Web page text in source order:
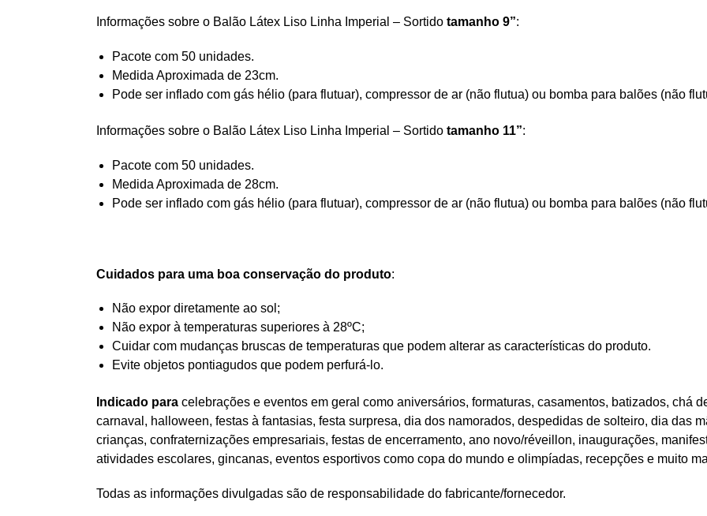
Informações sobre o Balão Látex Liso Linha Imperial – Sortidotamanho 9”:
Pacote com 50 unidades.
Medida Aproximada de 23cm.
Pode ser inflado com gás hélio (para flutuar), compressor de ar (não flutua) ou bomba para balões (não
Informações sobre o Balão Látex Liso Linha Imperial – Sortidotamanho 11”:
Pacote com 50 unidades.
Medida Aproximada de 28cm.
Pode ser inflado com gás hélio (para flutuar), compressor de ar (não flutua) ou bomba para balões (não
Cuidados para uma boa conservação do produto:
Não expor diretamente ao sol;
Não expor à temperaturas superiores à 28ºC;
Cuidar com mudanças bruscas de temperaturas que podem alterar as características do produto.
Evite objetos pontiagudos que podem perfurá-lo.
Indicado para celebrações e eventos em geral como aniversários, formaturas, casamentos, batizados, chá
carnaval, halloween, festas à fantasias, festa surpresa, dia dos namorados, despedidas de solteiro, dia das
crianças, confraternizações empresariais, festas de encerramento, ano novo/réveillon, inaugurações,
atividades escolares, gincanas, eventos esportivos como copa do mundo e olimpíadas, recepções e muito
Todas as informações divulgadas são de responsabilidade do fabricante/fornecedor.